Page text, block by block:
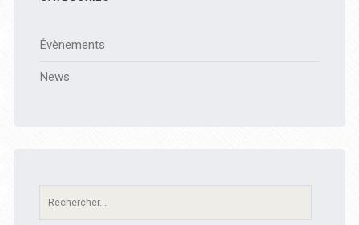
Évènements
News
Recherche: